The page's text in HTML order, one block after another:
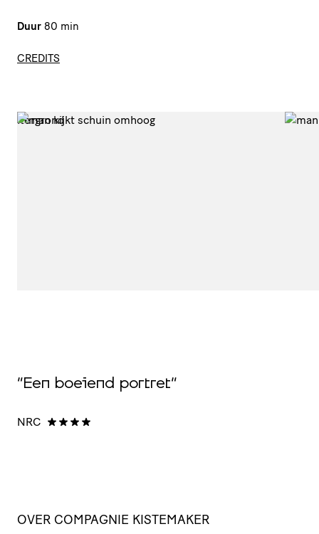
Duur 80 min
CREDITS
“Een boeiend portret”
NRC
OVER COMPAGNIE KISTEMAKER